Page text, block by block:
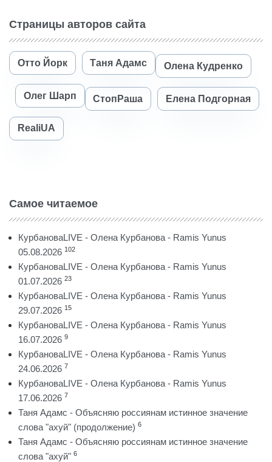
Страницы авторов сайта
Отто Йорк Таня Адамс Олена Кудренко
Олег Шарп СтопРаша Елена Подгорная
RealiUA
Самое читаемое
КурбановаLIVE - Олена Курбанова - Ramis Yunus
05.08.2026 102
КурбановаLIVE - Олена Курбанова - Ramis Yunus
01.07.2026 23
КурбановаLIVE - Олена Курбанова - Ramis Yunus
29.07.2026 15
КурбановаLIVE - Олена Курбанова - Ramis Yunus
16.07.2026 9
КурбановаLIVE - Олена Курбанова - Ramis Yunus
24.06.2026 7
КурбановаLIVE - Олена Курбанова - Ramis Yunus
17.06.2026 7
Таня Адамс - Объясняю россиянам истинное значение
слова "ахуй" (продолжение) 6
Таня Адамс - Объясняю россиянам истинное значение
слова "ахуй" 6